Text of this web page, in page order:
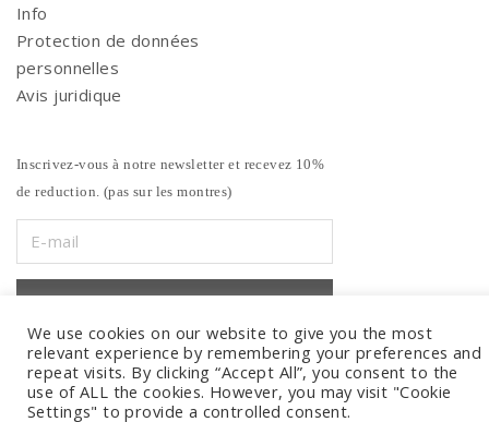
Info
Protection de données
personnelles
Avis juridique
Inscrivez-vous à notre newsletter et recevez 10%
de reduction. (pas sur les montres)
We use cookies on our website to give you the most
relevant experience by remembering your preferences and
repeat visits. By clicking “Accept All”, you consent to the
use of ALL the cookies. However, you may visit "Cookie
Settings" to provide a controlled consent.